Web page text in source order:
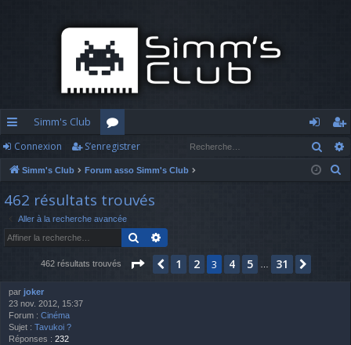
cc
ès
ra
Simm's Club
or
u
m
s
o
n
’e
nr
Connexion S’enregistrer
Simm's Club Forum asso Simm's Club
462 résultats trouvés
Aller à la recherche avancée
Rechercher
462 résultats trouvés Page 3 sur 31
Précédente
1 2 3 4 5 31
par joker
23 nov. 2012, 15:37
Forum : Cinéma
Sujet : Tavukoi ?
Réponses : 232